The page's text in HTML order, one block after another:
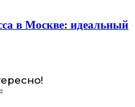
в Москве: идеальный